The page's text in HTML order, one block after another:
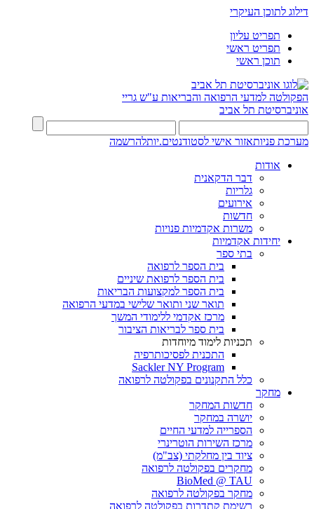
דילוג לתוכן העיקרי
תפריט עליון
תפריט ראשי
תוכן ראשי
הפקולטה למדעי הרפואה והבריאות ע"ש גריי
אוניברסיטת תל אביב
מערכת פניותאזור אישי לסטודנטים.יותלהרשמה
אודות
דבר הדקאנית
גלריות
אירועים
חדשות
משרות אקדמיות פנויות
יחידות אקדמיות
בתי ספר
בית הספר לרפואה
בית הספר לרפואת שיניים
בית הספר למקצועות הבריאות
תואר שני ותואר שלישי במדעי הרפואה
מרכז אקדמי ללימודי המשך
בית ספר לבריאות הציבור
תכניות לימוד מיוחדות
התכנית לפסיכותרפיה
Sackler NY Program
כלל התקנונים בפקולטה לרפואה
מחקר
חדשות המחקר
יושרה במחקר
הספרייה למדעי החיים
מרכז השירות הוטרינרי
ציוד בין מחלקתי (צב"מ)
מחקרים בפקולטה לרפואה
BioMed @ TAU
מחקר בפקולטה לרפואה
רשימת קתדרות בפקולטה לרפואה